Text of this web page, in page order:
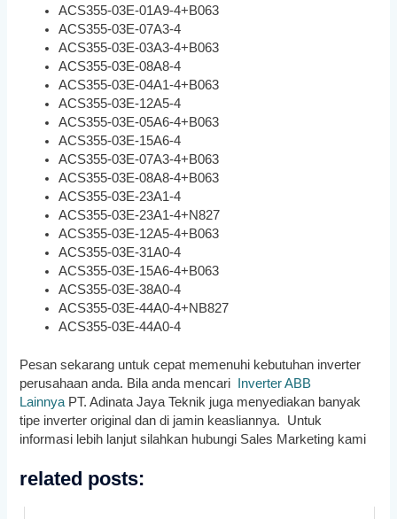
ACS355-03E-01A9-4+B063
ACS355-03E-07A3-4
ACS355-03E-03A3-4+B063
ACS355-03E-08A8-4
ACS355-03E-04A1-4+B063
ACS355-03E-12A5-4
ACS355-03E-05A6-4+B063
ACS355-03E-15A6-4
ACS355-03E-07A3-4+B063
ACS355-03E-08A8-4+B063
ACS355-03E-23A1-4
ACS355-03E-23A1-4+N827
ACS355-03E-12A5-4+B063
ACS355-03E-31A0-4
ACS355-03E-15A6-4+B063
ACS355-03E-38A0-4
ACS355-03E-44A0-4+NB827
ACS355-03E-44A0-4
Pesan sekarang untuk cepat memenuhi kebutuhan inverter
perusahaan anda. Bila anda mencari
Inverter ABB
Lainnya PT. Adinata Jaya Teknik juga menyediakan banyak
tipe inverter original dan di jamin keasliannya. Untuk
informasi lebih lanjut silahkan hubungi Sales Marketing kami
related posts: